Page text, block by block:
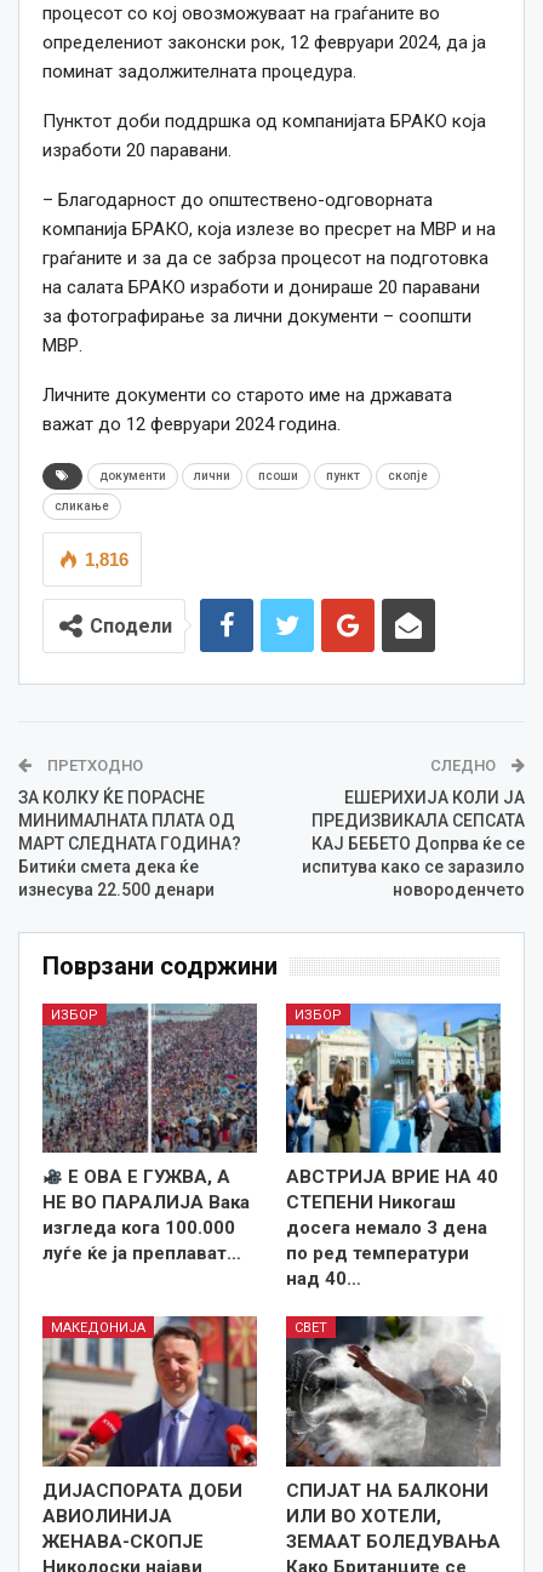
процесот со кој овозможуваат на граѓаните во
определениот законски рок, 12 февруари 2024, да ја
поминат задолжителната процедура.
Пунктот доби поддршка од компанијата БРАКО која
изработи 20 паравани.
– Благодарност до општествено-одговорната
компанија БРАКО, која излезе во пресрет на МВР и на
граѓаните и за да се забрза процесот на подготовка
на салата БРАКО изработи и донираше 20 паравани
за фотографирање за лични документи – соопшти
МВР.
Личните документи со старото име на државата
важат до 12 февруари 2024 година.
документи лични псоши пункт скопје
сликање
1,816
Сподели
ПРЕТХОДНО
ЗА КОЛКУ ЌЕ ПОРАСНЕ
МИНИМАЛНАТА ПЛАТА ОД
МАРТ СЛЕДНАТА ГОДИНА?
Битиќи смета дека ќе
изнесува 22.500 денари
СЛЕДНО
ЕШЕРИХИЈА КОЛИ ЈА
ПРЕДИЗВИКАЛА СЕПСАТА
КАЈ БЕБЕТО Допрва ќе се
испитува како се заразило
новороденчето
Поврзани содржини
ИЗБОР
Е ОВА Е ГУЖВА, А
НЕ ВО ПАРАЛИЈА Вака
изгледа кога 100.000
луѓе ќе ја преплават…
ИЗБОР
АВСТРИЈА ВРИЕ НА 40
СТЕПЕНИ Никогаш
досега немало 3 дена
по ред температури
над 40…
МАКЕДОНИЈА
ДИЈАСПОРАТА ДОБИ
АВИОЛИНИЈА
ЖЕНАВА-СКОПЈЕ
Николоски најави
СВЕТ
СПИЈАТ НА БАЛКОНИ
ИЛИ ВО ХОТЕЛИ,
ЗЕМААТ БОЛЕДУВАЊА
Како Британците се